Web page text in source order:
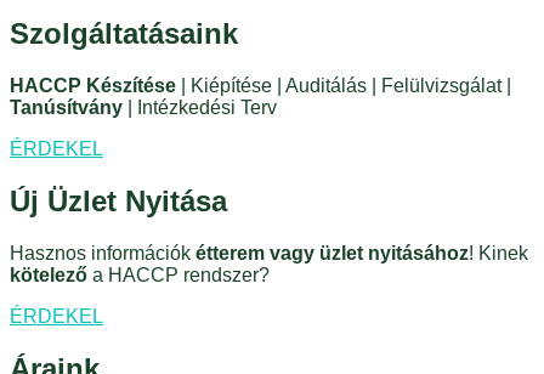
Szolgáltatásaink
HACCP Készítése | Kiépítése | Auditálás | Felülvizsgálat |
Tanúsítvány | Intézkedési Terv
ÉRDEKEL
Új Üzlet Nyitása
Hasznos információk étterem vagy üzlet nyitásához! Kinek
kötelező a HACCP rendszer?
ÉRDEKEL